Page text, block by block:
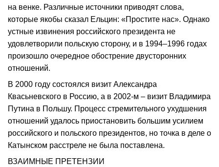
на венке. Различные источники приводят слова,
которые якобы сказал Ельцин: «Простите нас». Однако
устные извинения российского президента не
удовлетворили польскую сторону, и в 1994–1996 годах
произошло очередное обострение двусторонних
отношений.
В 2000 году состоялся визит Александра
Квасьневского в Россию, а в 2002-м – визит Владимира
Путина в Польшу. Процесс стремительного ухудшения
отношений удалось приостановить большим усилием
российского и польского президентов, но точка в деле о
Катынском расстреле не была поставлена.
ВЗАИМНЫЕ ПРЕТЕНЗИИ